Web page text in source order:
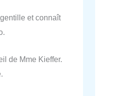
et connaît
de Mme Kieffer.